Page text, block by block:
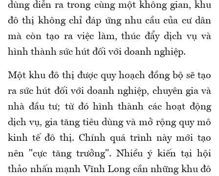
dùng diễn ra trong cùng một không gian, khu
đô thị không chỉ đáp ứng nhu cầu của cư dân
mà còn tạo ra việc làm, thúc đẩy dịch vụ và
hình thành sức hút đối với doanh nghiệp.
Một khu đô thị được quy hoạch đồng bộ sẽ tạo
ra sức hút đối với doanh nghiệp, chuyên gia và
nhà đầu tư; từ đó hình thành các hoạt động
dịch vụ, gia tăng tiêu dùng và mở rộng quy mô
kinh tế đô thị. Chính quá trình này mới tạo
nên "cực tăng trưởng". Nhiều ý kiến tại hội
thảo nhấn mạnh Vĩnh Long cần những khu đô